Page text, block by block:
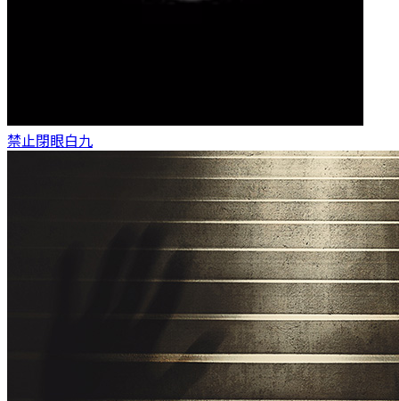
禁止閉眼白九